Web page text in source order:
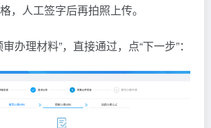
，人工签字后再拍照上传。
办理材料”，直接通过，点“下一步”：